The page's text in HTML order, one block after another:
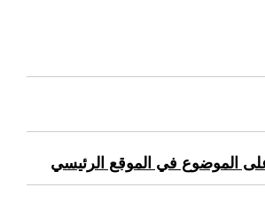
الموضوع في الموقع الرئيسي